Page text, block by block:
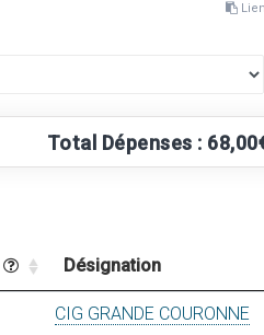
Total Dépenses :
Désignation
CIG GRANDE COURONNE